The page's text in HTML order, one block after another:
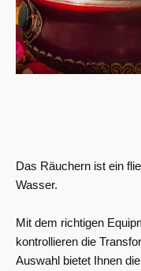
Das Räuchern ist ein
Wasser.
Mit dem richtigen
kontrollieren die
Auswahl bietet Ihnen